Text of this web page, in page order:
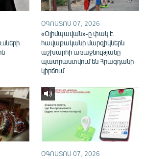
կայքերը
ՕԳՈՍՏՈՍ 07, 2026
«Օլիմպավան»-ը փակ է.
հավաքականի մարզիկներն
աշխարհի առաջնությանը
պատրաստվում են Հրազդանի
կիրճում
ՕԳՈՍՏՈՍ 07, 2026